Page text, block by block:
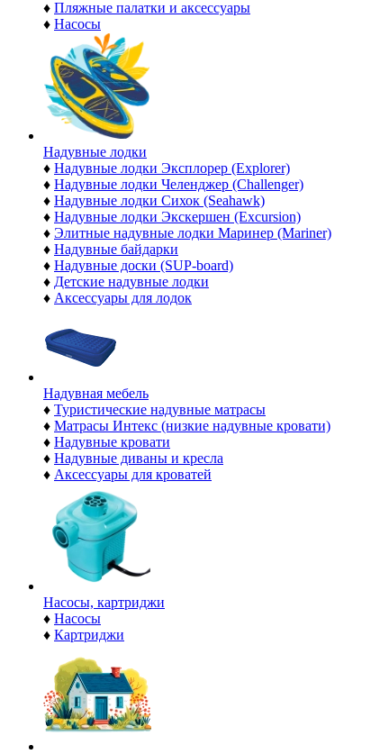
♦ Пляжные палатки и аксессуары
♦ Насосы
Надувные лодки
♦ Надувные лодки Эксплорер (Explorer)
♦ Надувные лодки Челенджер (Challenger)
♦ Надувные лодки Сихок (Seahawk)
♦ Надувные лодки Экскершен (Excursion)
♦ Элитные надувные лодки Маринер (Mariner)
♦ Надувные байдарки
♦ Надувные доски (SUP-board)
♦ Детские надувные лодки
♦ Аксессуары для лодок
Надувная мебель
♦ Туристические надувные матрасы
♦ Матрасы Интекс (низкие надувные кровати)
♦ Надувные кровати
♦ Надувные диваны и кресла
♦ Аксессуары для кроватей
Насосы, картриджи
♦ Насосы
♦ Картриджи